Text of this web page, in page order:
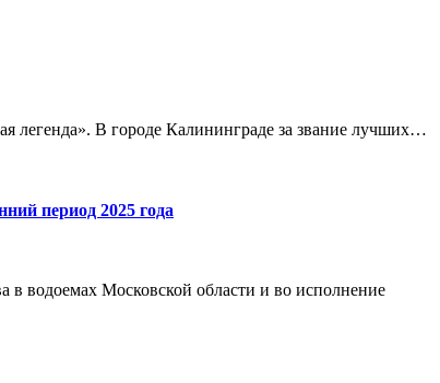
легенда». В городе Калининграде за звание лучших…
период 2025 года
в водоемах Московской области и во исполнение